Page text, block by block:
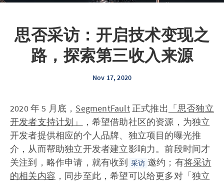
思否采访：开启技术变现之
路，探索第三收入来源
Nov 17, 2020
2020 年 5 月底， SegmentFault正式推出 「思否独立
开发者支持计划」
，希望借助社区的资源，为独立
开发者提供相应的个人品牌、独立项目的曝光推
介，从而帮助独立开发者建立影响力。前段时间才
关注到，略作申请，就有收到 采访 邀约；有将采访
的相关内容 ，同步至此，希望可以给更多对「独立